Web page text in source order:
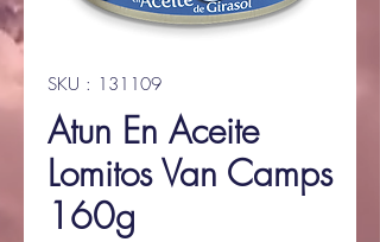
SKU : 131109
Atun En Aceite
Lomitos Van Camps
160g